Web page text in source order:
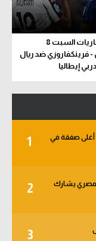
مواعيد مباريات السبت 8
ضد ريال
إيطاليا
1
أغلى صفقة في
2
الـ 32.. والثلاثي المصري يشارك
3